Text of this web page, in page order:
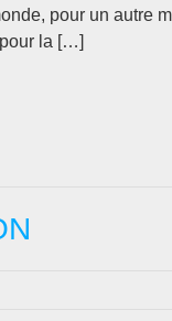
pour un autre
la […]